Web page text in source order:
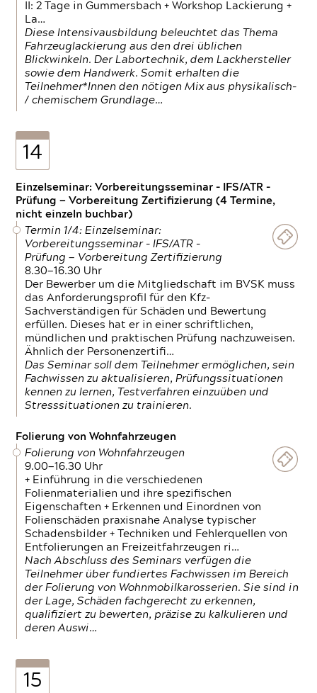
II: 2 Tage in Gummersbach + Workshop Lackierung +
La…
Diese Intensivausbildung beleuchtet das Thema
Fahrzeuglackierung aus den drei üblichen
Blickwinkeln. Der Labortechnik, dem Lackhersteller
sowie dem Handwerk. Somit erhalten die
Teilnehmer*Innen den nötigen Mix aus physikalisch-
/ chemischem Grundlage…
14
Einzelseminar: Vorbereitungsseminar - IFS/ATR -
Prüfung — Vorbereitung Zertifizierung (4 Termine,
nicht einzeln buchbar)
Termin 1/4: Einzelseminar:
Vorbereitungsseminar - IFS/ATR -
Prüfung — Vorbereitung Zertifizierung
8.30—16.30 Uhr
Der Bewerber um die Mitgliedschaft im BVSK muss
das Anforderungsprofil für den Kfz-
Sachverständigen für Schäden und Bewertung
erfüllen. Dieses hat er in einer schriftlichen,
mündlichen und praktischen Prüfung nachzuweisen.
Ähnlich der Personenzertifi…
Das Seminar soll dem Teilnehmer ermöglichen, sein
Fachwissen zu aktualisieren, Prüfungssituationen
kennen zu lernen, Testverfahren einzuüben und
Stresssituationen zu trainieren.
Folierung von Wohnfahrzeugen
Folierung von Wohnfahrzeugen
9.00—16.30 Uhr
+ Einführung in die verschiedenen
Folienmaterialien und ihre spezifischen
Eigenschaften + Erkennen und Einordnen von
Folienschäden praxisnahe Analyse typischer
Schadensbilder + Techniken und Fehlerquellen von
Entfolierungen an Freizeitfahrzeugen ri…
Nach Abschluss des Seminars verfügen die
Teilnehmer über fundiertes Fachwissen im Bereich
der Folierung von Wohnmobilkarosserien. Sie sind in
der Lage, Schäden fachgerecht zu erkennen,
qualifiziert zu bewerten, präzise zu kalkulieren und
deren Auswi…
15